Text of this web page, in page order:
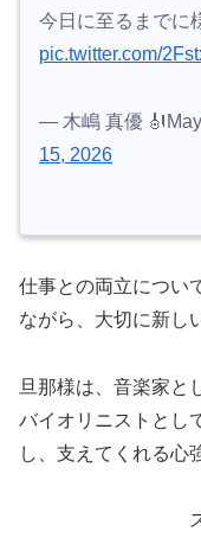
今日に至るまでに
pic.twitter.com/
— 木嶋 真優
15, 2026
仕事との両立につい
ながら、大切に新し
旦那様は、音楽家と
バイオリニストとし
し、支えてくれる心